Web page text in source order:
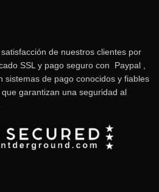
de nuestros clientes por
SSL y pago seguro con Paypal ,
sistemas de pago conocidos y fiables
garantizan una seguridad al